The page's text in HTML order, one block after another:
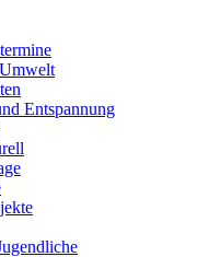
Entspannung